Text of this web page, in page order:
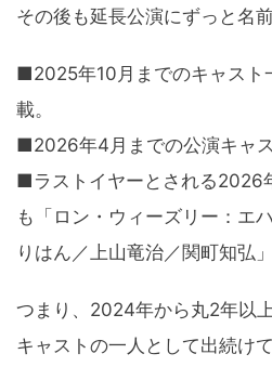
その後も延長公演にずっと名
■2025年10月までのキャスト
載。
■2026年4月までの公演キャス
■ラストイヤーとされる2026
も「ロン・ウィーズリー：エ
りはん／上山竜治／関町知弘
つまり、2024年から丸2年以
キャストの一人として出続け